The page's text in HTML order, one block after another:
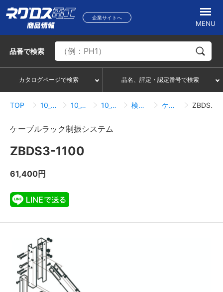
企業サイトへ
MENU
品番で検索
カタログページで検索 品名、評定・認定番号で検索
TOP 10_ケーブルラック 10_14_耐震システム 10_14_03_ケーブルラック制振システム 検索結果一覧 ケーブルラック制振システム ZBDS3-1100
ケーブルラック制振システム
ZBDS3-1100
61,400円